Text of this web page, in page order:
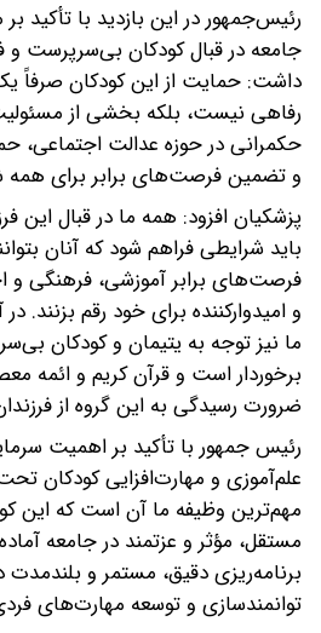
رئیس‌جمهور در این بازدید با تأکید
جامعه در قبال کودکان بی‌سرپرست و
داشت: حمایت از این کودکان صرفاً
رفاهی نیست، بلکه بخشی از
حکمرانی در حوزه عدالت اجتماعی،
و تضمین فرصت‌های برابر برای
پزشکیان افزود: همه ما در قبال این
باید شرایطی فراهم شود که آنان
فرصت‌های برابر آموزشی، فرهنگی و
و امیدوارکننده برای خود رقم بزنند.
ما نیز توجه به یتیمان و کودکان
برخوردار است و قرآن کریم و ائمه
ضرورت رسیدگی به این گروه از
رئیس جمهور با تأکید بر اهمیت
علم‌آموزی و مهارت‌افزایی کودکان
مهم‌ترین وظیفه ما آن است که این
مستقل، مؤثر و عزتمند در جامعه
برنامه‌ریزی دقیق، مستمر و بلندمدت
توانمندسازی و توسعه مهارت‌های